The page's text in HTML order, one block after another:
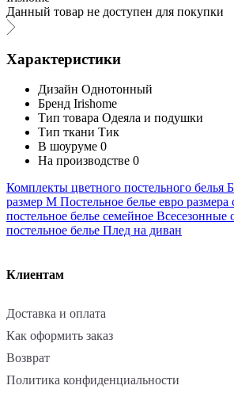
Данный товар не доступен для покупки
Характеристики
Дизайн Однотонный
Бренд Irishome
Тип товара Одеяла и подушки
Тип ткани Тик
В шоуруме 0
На производстве 0
Комплекты цветного постельного белья
размер M Постельное белье евро размера
постельное белье семейное Всесезонные
постельное белье Плед на диван
Клиентам
Доставка и оплата
Как оформить заказ
Возврат
Политика конфиденциальности